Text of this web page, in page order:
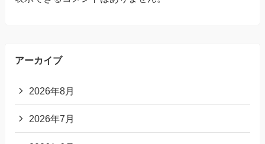
アーカイブ
2026年8月
2026年7月